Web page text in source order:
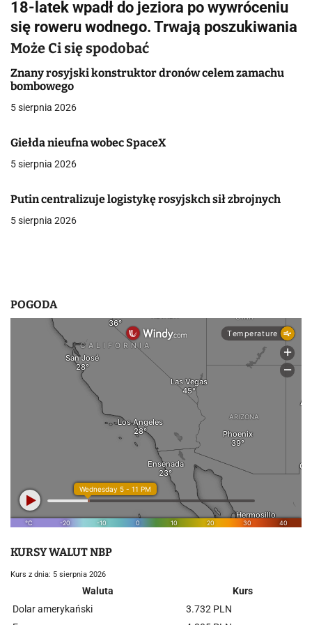
i
g
a
c
a
p
i
18-latek wpadł do jeziora po wywróceniu
się roweru wodnego. Trwają poszukiwania
Może Ci się spodobać
Znany rosyjski konstruktor dronów celem zamachu
bombowego
5 sierpnia 2026
Giełda nieufna wobec SpaceX
5 sierpnia 2026
Putin centralizuje logistykę rosyjskch sił zbrojnych
5 sierpnia 2026
POGODA
KURSY WALUT NBP
Kurs z dnia: 5 sierpnia 2026
Waluta
Kurs
Dolar amerykański
3.732 PLN